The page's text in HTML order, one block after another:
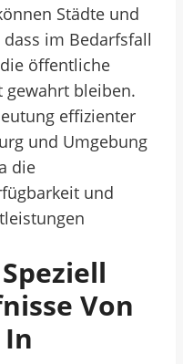
Städte und
im Bedarfsfall
öffentliche
gewahrt bleiben.
effizienter
und Umgebung
die
und
Von